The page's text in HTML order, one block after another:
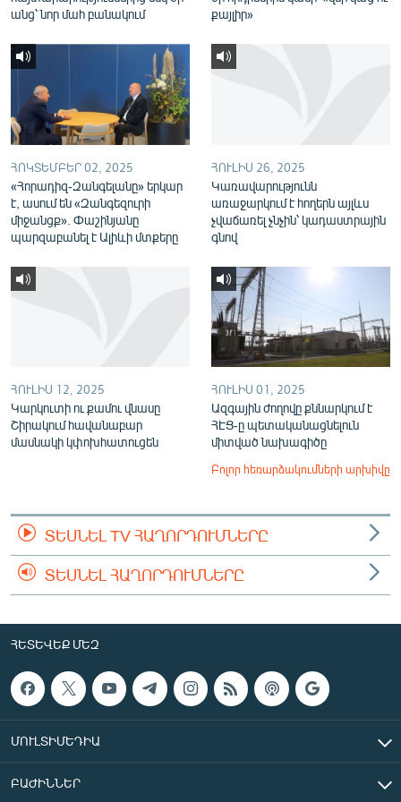
English
Русский
ՀԵՏԵՎԵՔ ՄԵԶ
«Ազատության» բոլոր կայքերը
անց՝ նոր մահ բանակում
քայլիր»
ՀՈԿՏԵՄԲԵՐ 02, 2025
«Հորադիզ-Զանգելանը» երկար
է, ասում են «Զանգեզուրի
միջանցք». Փաշինյանը
պարզաբանել է Ալիևի մտքերը
ՀՈՒԼԻՍ 26, 2025
Կառավարությունն
առաջարկում է հողերն այլևս
չվաճառել չնչին՝ կադաստրային
գնով
ՀՈՒԼԻՍ 12, 2025
Կարկուտի ու քամու վնասը
Շիրակում հավանաբար
մասնակի կփոխհատուցեն
ՀՈՒԼԻՍ 01, 2025
Ազգային ժողովը քննարկում է
ՀԷՑ-ը պետականացնելուն
միտված նախագիծը
Բոլոր հեռարձակումների արխիվը
ՏԵՍՆԵԼ TV ՀԱՂՈՐԴՈՒՄՆԵՐԸ
ՏԵՍՆԵԼ ՀԱՂՈՐԴՈՒՄՆԵՐԸ
ՀԵՏԵՎԵՔ ՄԵԶ
ՄՈՒԼՏԻՄԵԴԻԱ
ԲԱԺԻՆՆԵՐ